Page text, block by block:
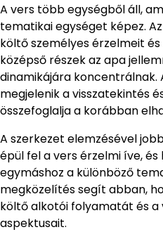
A vers több egységből áll,
tematikai egységet képez.
költő személyes érzelmeit
középső részek az apa
dinamikájára koncentrálnak.
megjelenik a visszatekintés
összefoglalja a korábban
A szerkezet elemzésével
épül fel a vers érzelmi íve,
egymáshoz a különböző
megközelítés segít abban,
költő alkotói folyamatát és
aspektusait.